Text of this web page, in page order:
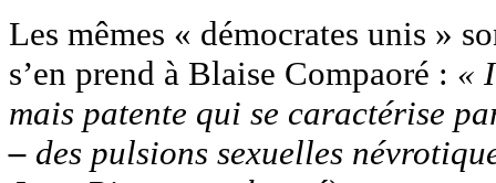
Les mêmes « démocrates unis »
s’en prend à Blaise Compaoré : «
mais patente qui se caractérise
– des pulsions sexuelles